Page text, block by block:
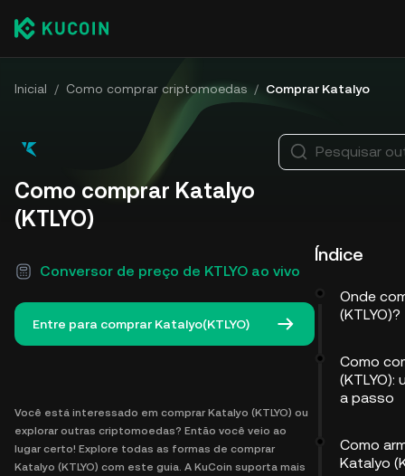
Inicial / Como comprar criptomoedas / Comprar Katalyo
Como comprar Katalyo
(KTLYO)
Conversor de preço de KTLYO ao vivo
Entre para comprar Katalyo(KTLYO)
Você está interessado em comprar Katalyo (KTLYO) ou
explorar outras criptomoedas? Então você veio ao
lugar certo! Explore todas as formas de comprar
Katalyo (KTLYO) com este guia. A KuCoin suporta mais
Pesquisar
Índice
Onde
(KTLYO)?
Como
(KTLYO):
a passo
Como
Katalyo